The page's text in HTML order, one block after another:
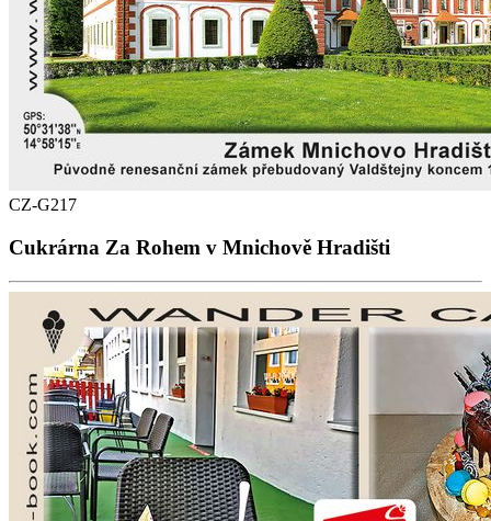
CZ-G217
Cukrárna Za Rohem v Mnichově Hradišti